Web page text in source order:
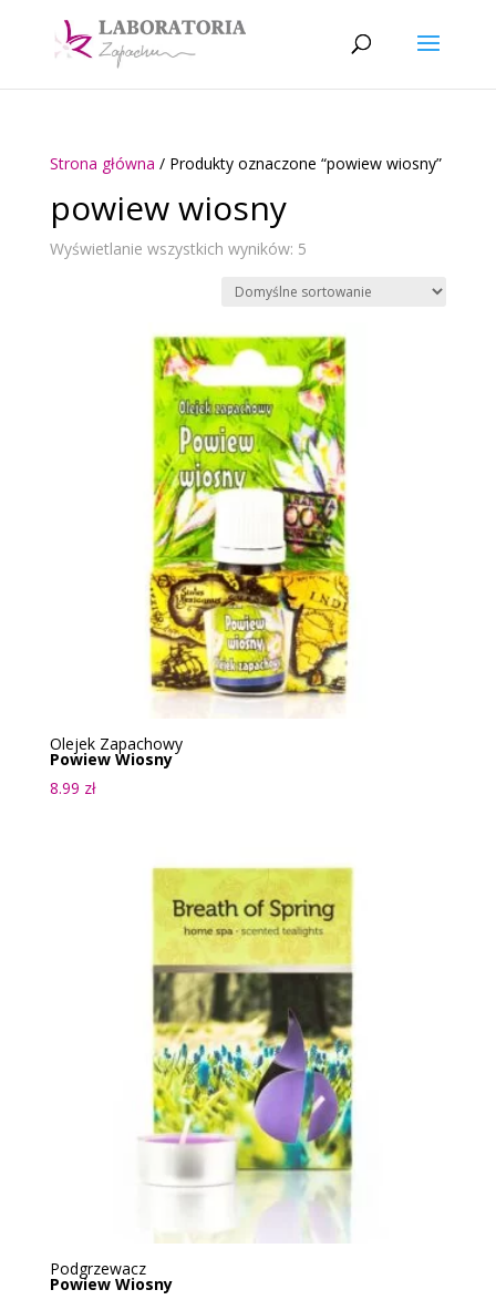
Strona główna / Produkty oznaczone “powiew wiosny”
powiew wiosny
Wyświetlanie wszystkich wyników: 5
Olejek Zapachowy
Powiew Wiosny
8.99 zł
Podgrzewacz
Powiew Wiosny